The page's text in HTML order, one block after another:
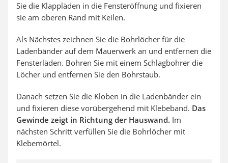
Sie die Klappläden in die Fensteröffnung und fixieren
sie am oberen Rand mit Keilen.
Als Nächstes zeichnen Sie die Bohrlöcher für die
Ladenbänder auf dem Mauerwerk an und entfernen die
Fensterläden. Bohren Sie mit einem Schlagbohrer die
Löcher und entfernen Sie den Bohrstaub.
Danach setzen Sie die Kloben in die Ladenbänder ein
und fixieren diese vorübergehend mit Klebeband. Das
Gewinde zeigt in Richtung der Hauswand. Im
nächsten Schritt verfüllen Sie die Bohrlöcher mit
Klebemörtel.